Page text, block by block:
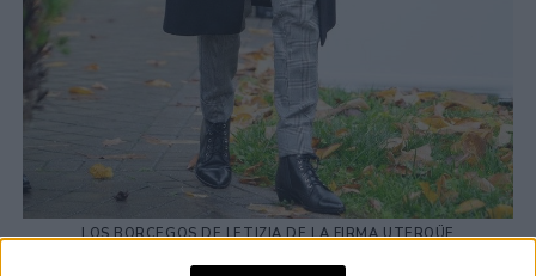
LOS BORCEGOS DE LETIZIA DE LA FIRMA UTERQÜE